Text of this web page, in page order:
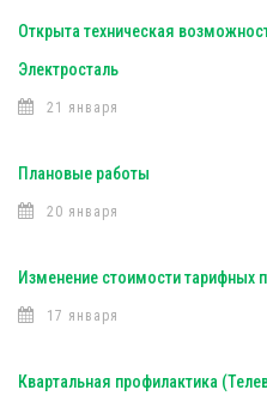
Открыта техническая
Электросталь
21 января
Плановые работы
20 января
Изменение стоимости тарифных
17 января
Квартальная профилактика